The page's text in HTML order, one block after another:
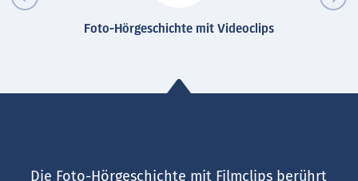
Foto-Hörgeschichte mit Videoclips
Die Foto-Hörgeschichte mit Filmclips berührt